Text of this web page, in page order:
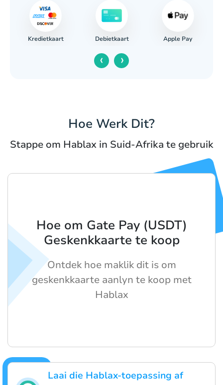
Kredietkaart Debietkaart Apple Pay
‹ ›
Hoe Werk Dit?
Stappe om Hablax in Suid-Afrika te gebruik
Laai die Hablax-toepassing af
Hoe om Gate Pay (USDT)
Geskenkkaarte te koop
Ontdek hoe maklik dit is om
geskenkkaarte aanlyn te koop met
Hablax